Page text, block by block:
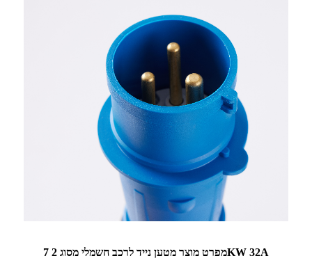
מפרט מוצר מטען נייד לרכב חשמלי מסוג 2 7KW 32A